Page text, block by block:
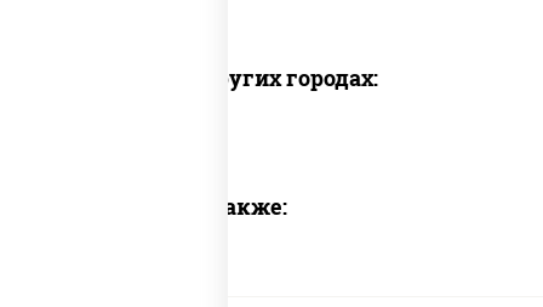
Доставка в других городах:
Предлагаем также: